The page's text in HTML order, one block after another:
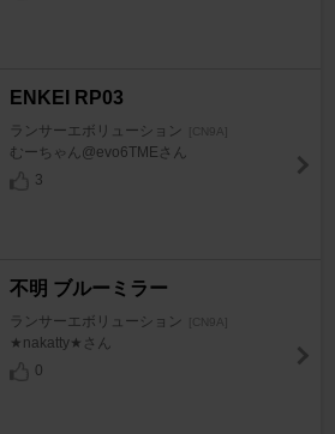
ENKEI RP03
ランサーエボリューション [CN9A]
むーちゃん@evo6TMEさん
3
不明 ブルーミラー
ランサーエボリューション [CN9A]
★nakatty★さん
0